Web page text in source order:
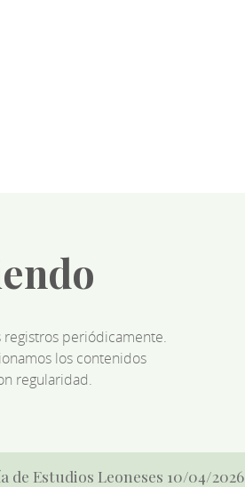
periódicamente.
los contenidos
regularidad.
Estudios Leoneses 10/04/2026